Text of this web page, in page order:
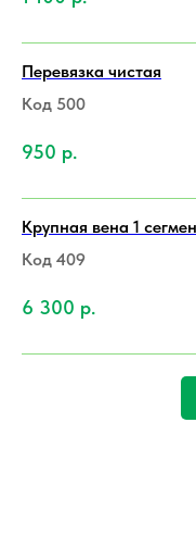
Перевязка чистая
Код 500
950 р.
Крупная вена 1
Код 409
6 300 р.